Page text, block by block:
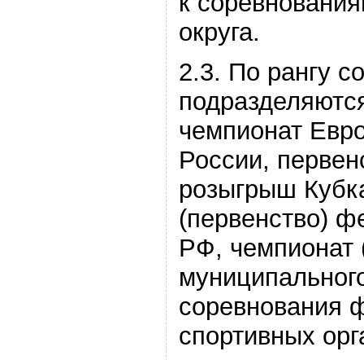
округа.
2.3. По рангу
чемпионат
России,
розыгрыш
(первенство)
РФ, чемпионат
соревнования
спортивных